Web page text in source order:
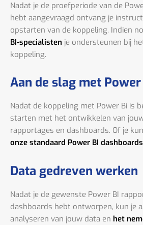
Nadat je de proefperiode van de
hebt aangevraagd ontvang je
opstarten van de koppeling. Indien
BI-specialisten je ondersteunen bij
koppeling.
Aan de slag met Power
Nadat de koppeling met Power Bi is
starten met het ontwikkelen van
rapportages en dashboards. Of je
onze standaard Power BI
Data gedreven werken
Nadat je de gewenste Power BI
dashboards hebt ontworpen, kun je
analyseren van jouw data en het